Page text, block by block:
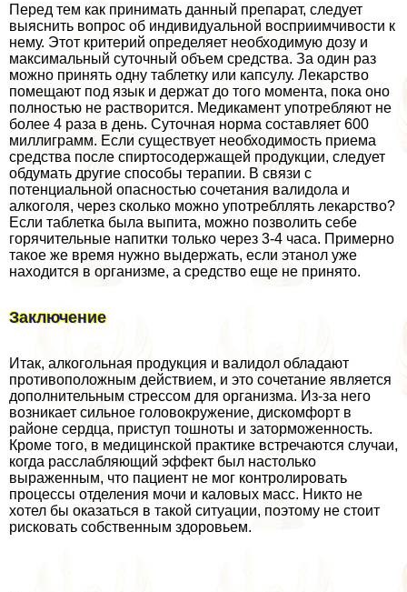
Перед тем как принимать данный препарат, следует
выяснить вопрос об индивидуальной восприимчивости к
нему. Этот критерий определяет необходимую дозу и
максимальный суточный объем средства. За один раз
можно принять одну таблетку или капсулу. Лекарство
помещают под язык и держат до того момента, пока оно
полностью не растворится. Медикамент употрeбляют не
более 4 раза в день. Суточная норма составляет 600
миллиграмм. Если существует необходимость приема
средства после спиртосодержащей продукции, следует
обдумать другие способы терапии. В связи с
потенциальной опасностью сочетания валидола и
алкоголя, через сколько можно употрeбллять лекарство?
Если таблетка была выпита, можно позволить себе
горячительные напитки только через 3-4 часа. Примерно
такое же время нужно выдержать, если этанол уже
находится в организме, а средство еще не принято.
Заключение
Итак, алкогольная продукция и валидол обладают
противоположным действием, и это сочетание является
дополнительным стрессом для организма. Из-за него
возникает сильное головокружение, дискомфорт в
районе сердца, приступ тошноты и заторможенность.
Кроме того, в медицинской пpaктике встречаются случаи,
когда расслабляющий эффект был настолько
выраженным, что пациент не мог контролировать
процессы отделения мочи и каловых масс. Никто не
хотел бы оказаться в такой ситуации, поэтому не стоит
рисковать собственным здоровьем.